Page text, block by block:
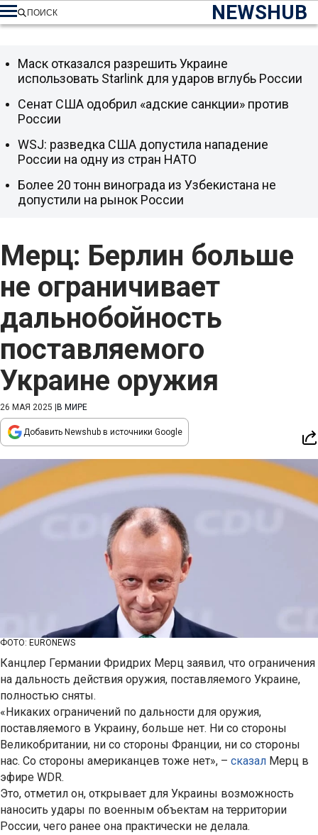
NEWSHUB
ПОИСК
Мерц: Берлин больше
не ограничивает
дальнобойность
поставляемого
Украине оружия
26 МАЯ 2025 В МИРЕ
Добавить Newshub в источники Google
ФОТО: EURONEWS
Канцлер Германии Фридрих Мерц заявил, что ограничения
на дальность действия оружия, поставляемого Украине,
полностью сняты.
«Никаких ограничений по дальности для оружия,
поставляемого в Украину, больше нет. Ни со стороны
Великобритании, ни со стороны Франции, ни со стороны
нас. Со стороны американцев тоже нет», – сказал Мерц в
эфире WDR.
Это, отметил он, открывает для Украины возможность
наносить удары по военным объектам на территории
России, чего ранее она практически не делала.
Маск отказался разрешить Украине
использовать Starlink для ударов вглубь России
Сенат США одобрил «адские санкции» против
России
WSJ: разведка США допустила нападение
России на одну из стран НАТО
Более 20 тонн винограда из Узбекистана не
допустили на рынок России